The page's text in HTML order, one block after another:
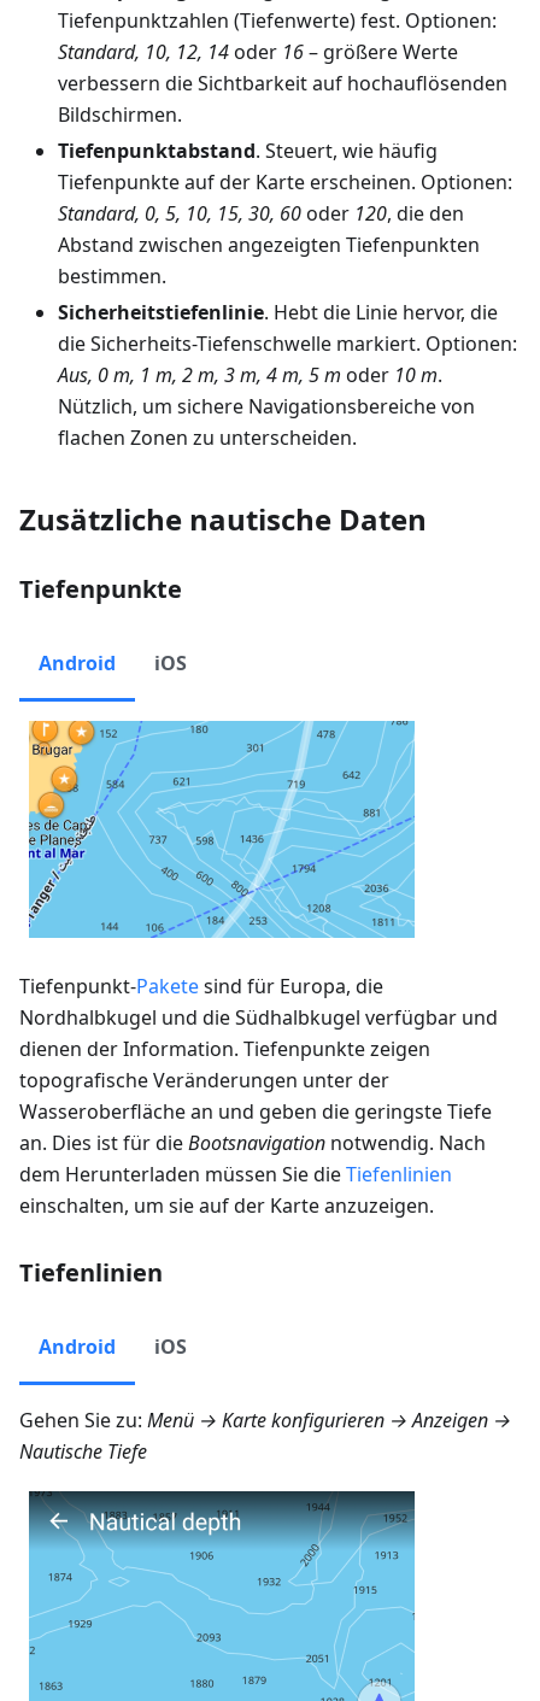
Tiefenpunktzahlen (Tiefenwerte) fest. Optionen:
Standard, 10, 12, 14oder 16– größere Werte
verbessern die Sichtbarkeit auf hochauflösenden
Bildschirmen.
Tiefenpunktabstand. Steuert, wie häufig
Tiefenpunkte auf der Karte erscheinen. Optionen:
Standard, 0, 5, 10, 15, 30, 60oder 120, die den
Abstand zwischen angezeigten Tiefenpunkten
bestimmen.
Sicherheitstiefenlinie. Hebt die Linie hervor, die
die Sicherheits-Tiefenschwelle markiert. Optionen:
Aus, 0 m, 1 m, 2 m, 3 m, 4 m, 5 m oder 10 m.
Nützlich, um sichere Navigationsbereiche von
flachen Zonen zu unterscheiden.
Zusätzliche nautische Daten
Tiefenpunkte
Android iOS
Tiefenpunkt-Paketesind für Europa, die
Nordhalbkugel und die Südhalbkugel verfügbar und
dienen der Information. Tiefenpunkte zeigen
topografische Veränderungen unter der
Wasseroberfläche an und geben die geringste Tiefe
an. Dies ist für dieBootsnavigation notwendig. Nach
dem Herunterladen müssen Sie dieTiefenlinien
einschalten, um sie auf der Karte anzuzeigen.
Tiefenlinien
Android iOS
Gehen Sie zu: Menü → Karte konfigurieren → Anzeigen →
Nautische Tiefe